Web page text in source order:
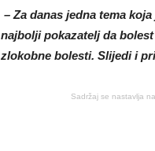
– Za danas jedna tema
najbolji pokazatelj da
zlokobne bolesti. Slijedi i
Sadržaj se nastavlja